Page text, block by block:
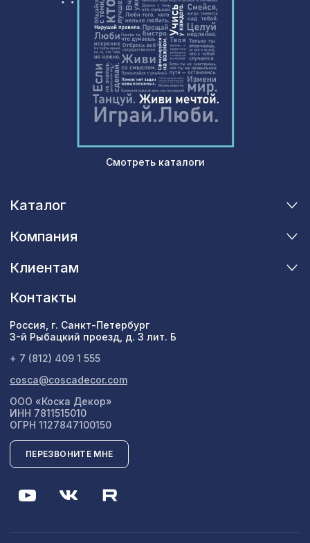
Смотреть каталоги
Каталог
Компания
Клиентам
Контакты
Россия, г. Санкт-Петербург
3-й Рыбацкий проезд, д. 3 лит. Б
+ 7 (812) 409 1 555
cosca@coscadecor.com
ООО «Коска Декор»
ИНН 7811515010
ОГРН 1127847100150
ПЕРЕЗВОНИТЕ МНЕ